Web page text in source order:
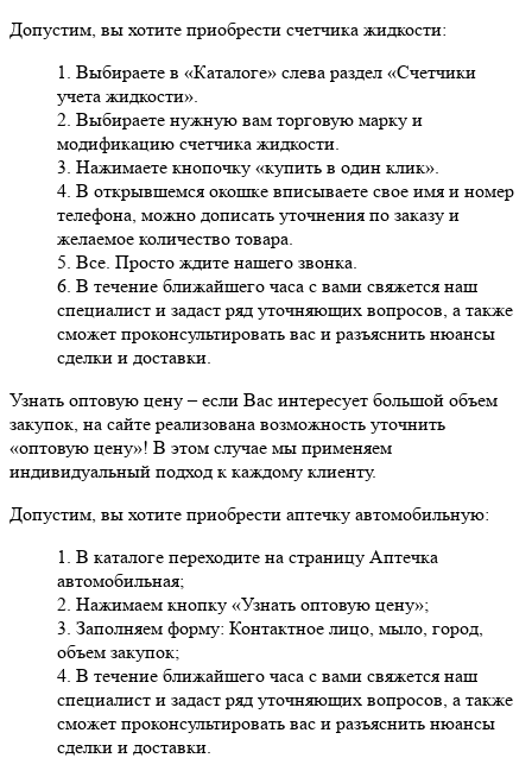
Допустим, вы хотите приобрести счетчика жидкости:
1. Выбираете в «Каталоге» слева раздел «Счетчики
учета жидкости».
2. Выбираете нужную вам торговую марку и
модификацию счетчика жидкости.
3. Нажимаете кнопочку «купить в один клик».
4. В открывшемся окошке вписываете свое имя и номер
телефона, можно дописать уточнения по заказу и
желаемое количество товара.
5. Все. Просто ждите нашего звонка.
6. В течение ближайшего часа с вами свяжется наш
специалист и задаст ряд уточняющих вопросов, а также
сможет проконсультировать вас и разъяснить нюансы
сделки и доставки.
Узнать оптовую цену– если Вас интересует большой объем
закупок, на сайте реализована возможность уточнить
«оптовую цену»! В этом случае мы применяем
индивидуальный подход к каждому клиенту.
Допустим, вы хотите приобрести аптечку автомобильную:
1. В каталоге переходите на страницу Аптечка
автомобильная;
2. Нажимаем кнопку «Узнать оптовую цену»;
3. Заполняем форму: Контактное лицо, мыло, город,
объем закупок;
4. В течение ближайшего часа с вами свяжется наш
специалист и задаст ряд уточняющих вопросов, а также
сможет проконсультировать вас и разъяснить нюансы
сделки и доставки.